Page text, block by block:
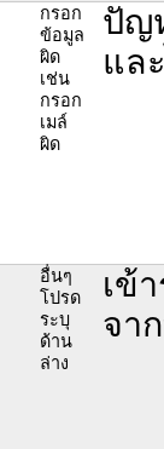
กรอก
ข้อมูล
ผิด
เช่น
กรอก
เมล์
ผิด
ปัญ
แล
อื่นๆ
โปรด
ระบุ
ด้าน
ล่าง
เข้
จา